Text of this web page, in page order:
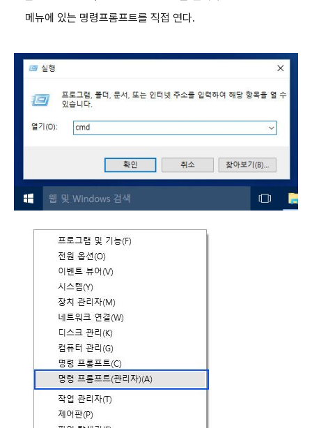
메뉴에 있는 명령프롬프트를 직접 연다.